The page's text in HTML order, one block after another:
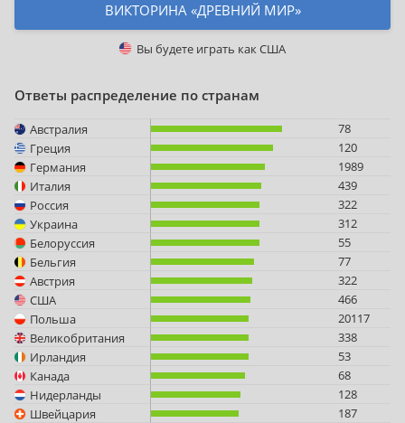
ВИКТОРИНА «ДРЕВНИЙ МИР»
Вы будете играть какСША
Ответы распределение по странам
Австралия
78
Греция
120
Германия
1989
Италия
439
Россия
322
Украина
312
Белоруссия
55
Бельгия
77
Австрия
322
США
466
Польша
20117
Великобритания
338
Ирландия
53
Канада
68
Нидерланды
128
Швейцария
187